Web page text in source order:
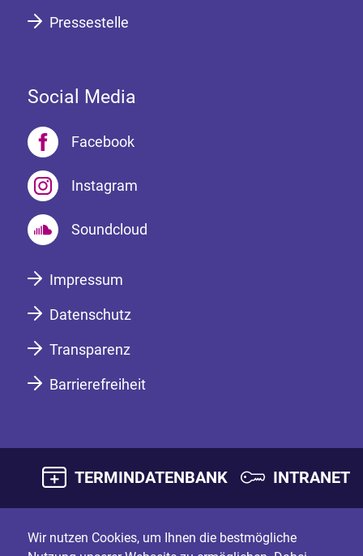
Pressestelle
Social Media
Facebook
Instagram
Soundcloud
Impressum
Datenschutz
Transparenz
Barrierefreiheit
TERMINDATENBANK INTRANET
Wir nutzen Cookies, um Ihnen die bestmögliche